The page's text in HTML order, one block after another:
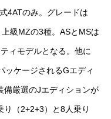
4ATのみ。グレードは
級MZの3種。ASとMSは
ィモデルとなる。他に
ッケージされるGエディ
備厳選のJエディションが
り（2+2+3）と8人乗り